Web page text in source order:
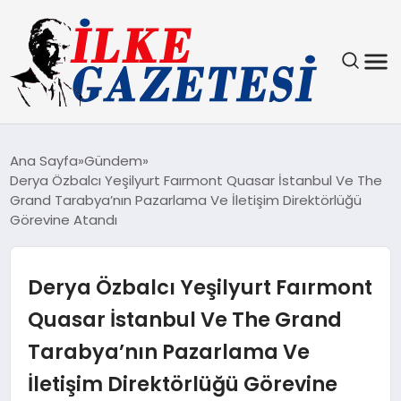
TEKNOLOJI
SAĞLIK
MAGAZIN
EKONOMI
Ana Sayfa Gündem
Derya Özbalcı Yeşilyurt Faırmont Quasar İstanbul Ve The
Grand Tarabya’nın Pazarlama Ve İletişim Direktörlüğü
Görevine Atandı
Derya Özbalcı Yeşilyurt Faırmont
Quasar İstanbul Ve The Grand
Tarabya’nın Pazarlama Ve
İletişim Direktörlüğü Görevine